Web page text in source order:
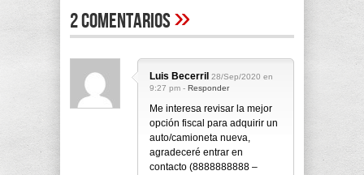
2 Comentarios»
Luis Becerril 28/Sep/2020 en
9:27 pm - Responder
Me interesa revisar la mejor
opción fiscal para adquirir un
auto/camioneta nueva,
agradeceré entrar en
contacto (8888888888 –